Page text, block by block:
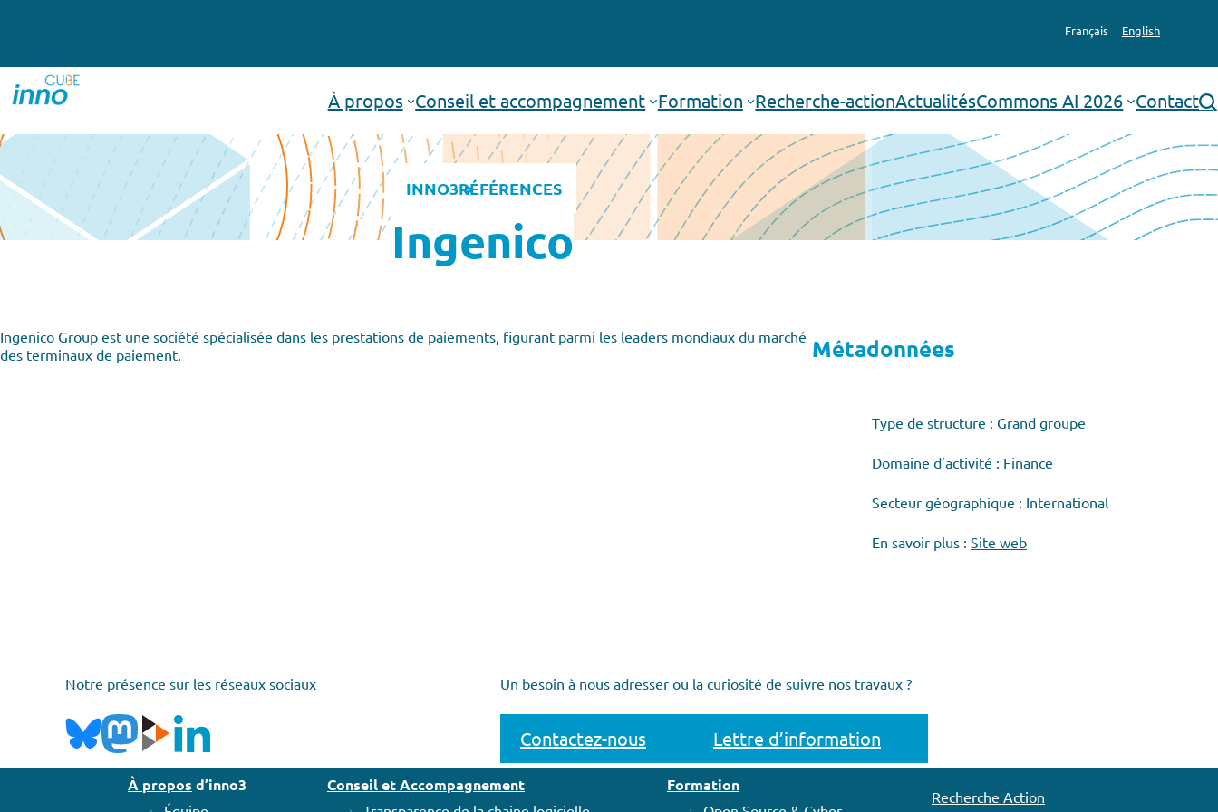
Français English
À propos Conseil et accompagnement Formation Recherche-actionActualitésCommons AI 2026 Contactrechercher
INNO3RÉFÉRENCES
Ingenico
Ingenico Group est une société spécialisée dans les prestations de paiements, figurant parmi les leaders mondiaux du marché
des terminaux de paiement.
Métadonnées
Type de structure : Grand groupe
Domaine d’activité : Finance
Secteur géographique : International
En savoir plus : Site web
Notre présence sur les réseaux sociaux Un besoin à nous adresser ou la curiosité de suivre nos travaux ?
Contactez-nous Lettre d’information
À propos d’inno3 Conseil et Accompagnement Formation
Recherche Action